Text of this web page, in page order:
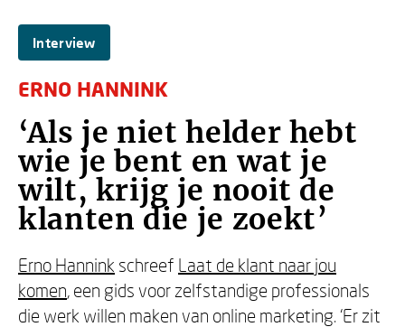
Interview
ERNO HANNINK
‘Als je niet helder hebt
wie je bent en wat je
wilt, krijg je nooit de
klanten die je zoekt’
Erno Hannink schreef Laat de klant naar jou
komen, een gids voor zelfstandige professionals
die werk willen maken van online marketing. ‘Er zit